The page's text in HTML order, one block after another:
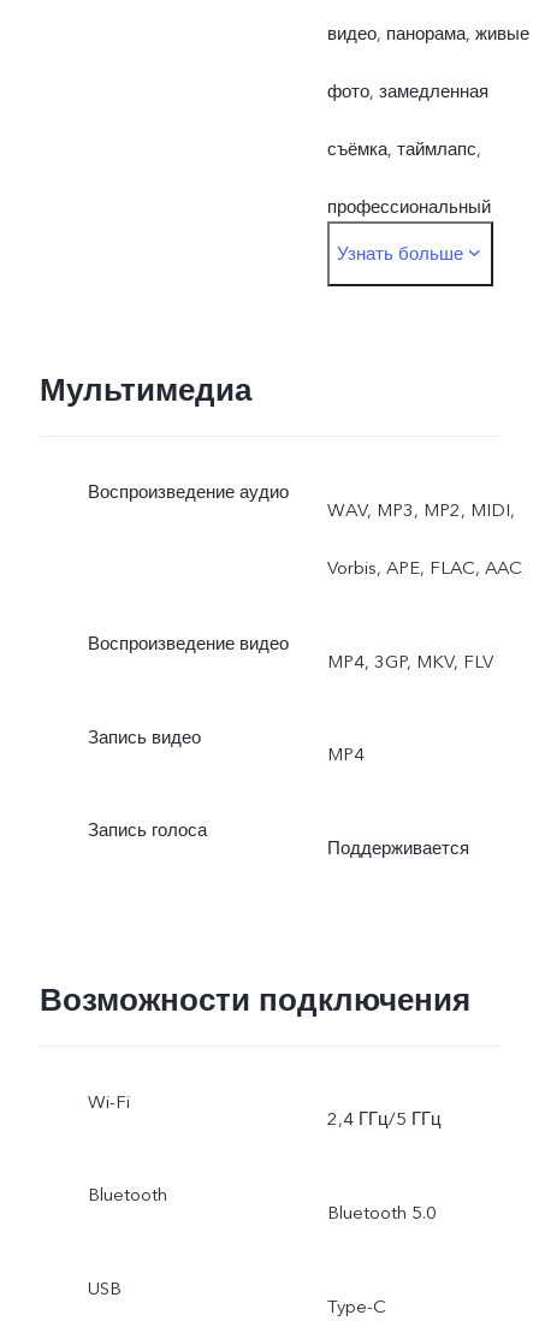
видео, панорама, живые
фото, замедленная
съёмка, таймлапс,
профессиональный
режим, DOC
Узнать больше
Мультимедиа
Воспроизведение аудио
WAV, MP3, MP2, MIDI,
Vorbis, APE, FLAC, AAC
Воспроизведение видео
MP4, 3GP, MKV, FLV
Запись видео
MP4
Запись голоса
Поддерживается
Возможности подключения
Wi-Fi
2,4 ГГц/5 ГГц
Bluetooth
Bluetooth 5.0
USB
Type-C